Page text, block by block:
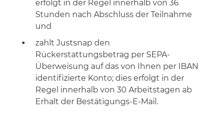
erfolgt in der Regel innerhalb von 36
Stunden nach Abschluss der Teilnahme
und
zahlt Justsnap den
Rückerstattungsbetrag per SEPA-
Überweisung auf das von Ihnen per IBAN
identifizierte Konto; dies erfolgt in der
Regel innerhalb von 30 Arbeitstagen ab
Erhalt der Bestätigungs-E-Mail.